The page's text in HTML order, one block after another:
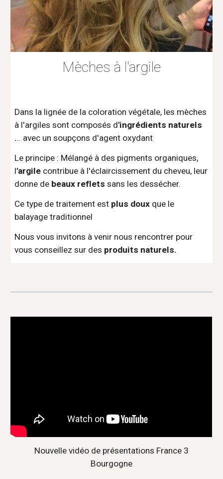
Mèches à l'argile
Dans la lignée de la coloration végétale, les mèches
à l'argiles sont composés d'ingrédients naturels
... avec un soupçons d'agent oxydant
Le principe : Mélangé à des pigments organiques,
l'argile contribue à l'éclaircissement du cheveu, leur
donne de beaux reflets sans les dessécher.
Ce type de traitement est plus doux que le
balayage traditionnel
Nous vous invitons à venir nous rencontrer pour
vous conseillez sur des produits naturels.
Nouvelle vidéo de présentations France 3
Bourgogne